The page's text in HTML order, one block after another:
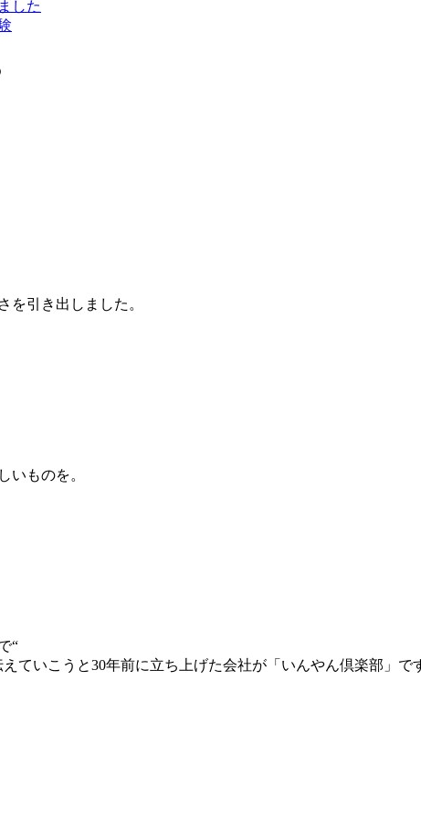
した
を引き出しました。
いものを。
“
ていこうと30年前に立ち上げた会社が「いんやん倶楽部」で